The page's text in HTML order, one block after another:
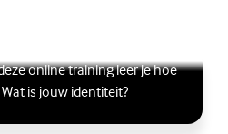
- Wie ben ik?
online training leer je hoe
is jouw identiteit?
- Wie ben ik?
balans?